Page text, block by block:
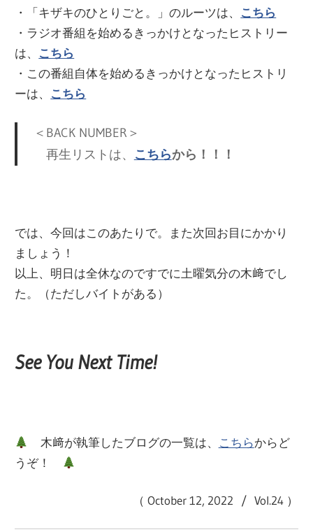
・「キザキのひとりごと。」のルーツは、 こちら
・ラジオ番組を始めるきっかけとなったヒストリー
は、 こちら
・この番組自体を始めるきっかけとなったヒストリ
ーは、 こちら
＜BACK NUMBER＞
再生リストは、
こちらから！！！
では、今回はこのあたりで。また次回お目にかかり
ましょう！
以上、明日は全休なのですでに土曜気分の木﨑でし
た。（ただしバイトがある）
See You Next Time!
木﨑が執筆したブログの一覧は、 こちらからど
うぞ！
（ October 12, 2022 / Vol.24 ）